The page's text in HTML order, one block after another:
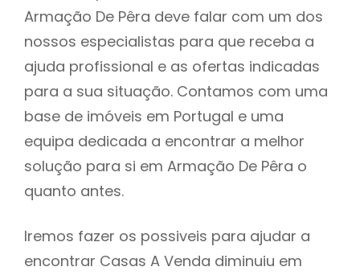
Armação De Pêra deve falar com um dos
nossos especialistas para que receba a
ajuda profissional e as ofertas indicadas
para a sua situação. Contamos com uma
base de imóveis em Portugal e uma
equipa dedicada a encontrar a melhor
solução para si em Armação De Pêra o
quanto antes.
Iremos fazer os possiveis para ajudar a
encontrar Casas A Venda diminuiu em